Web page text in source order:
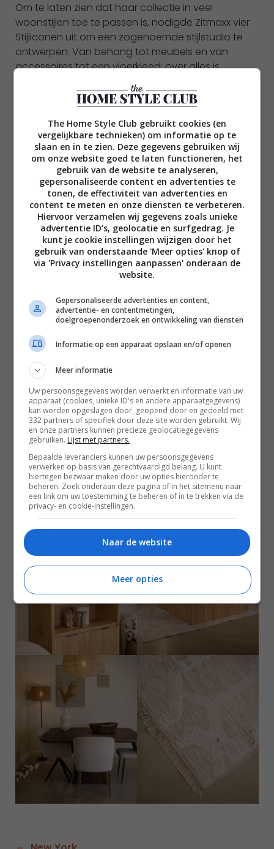
Om te laten zien dat haar collectie in veel
woonstijlen toe te passen is, nodigde Zitmaxx vier
Stijliconen uit om een zogenoemde stijlstudio te
ontwerpen. Van behang tot meubels en van
accessoires tot een vloerkleed: over alles is
nagedacht. Door de uiteenlopende stijlen van
Laura, Mardou, Mindy en Jellina zijn vier heel
persoonlijke ruimtes ontstaan. Kijk je mee?
Naturel – Mardou
Het zal geen verrassing zijn dat natureltinten de
boventoon voeren in de stijlkamer bij Zitmaxx van
Mardou. Ze koos voor een lambrisering van
houten sierlijsten als knipoog naar haar eigen
woonkamer. Mardou nam demodulaire bank New
in teddy-uitvoering als uitgangspunt.
met oosterse look en stoelen met bouclé stof.
The Home Style Club gebruikt cookies (en
vergelijkbare technieken) om informatie op te
slaan en in te zien. Deze gegevens gebruiken wij
om onze website goed te laten functioneren, het
gebruik van de website te analyseren,
gepersonaliseerde content en advertenties te
tonen, de effectiviteit van advertenties en
content te meten en onze diensten te verbeteren.
Hiervoor verzamelen wij gegevens zoals unieke
advertentie ID’s, geolocatie en surfgedrag. Je
kunt je cookie instellingen wijzigen door het
gebruik van onderstaande 'Meer opties' knop of
via 'Privacy instellingen aanpassen' onderaan de
website.
Gepersonaliseerde advertenties en content,
advertentie- en contentmetingen,
doelgroepenonderzoek en ontwikkeling van diensten
Informatie op een apparaat opslaan en/of openen
Meer informatie
Uw persoonsgegevens worden verwerkt en informatie van uw
apparaat (cookies, unieke ID's en andere apparaatgegevens)
kan worden opgeslagen door, geopend door en gedeeld met
332 partners of specifiek door deze site worden gebruikt. Wij
en onze partners kunnen precieze geolocatiegegevens
gebruiken. Lijst met partners.
Bepaalde leveranciers kunnen uw persoonsgegevens
verwerken op basis van gerechtvaardigd belang. U kunt
hiertegen bezwaar maken door uw opties hieronder te
beheren. Zoek onderaan deze pagina of in het sitemenu naar
een link om uw toestemming te beheren of in te trekken via de
privacy- en cookie-instellingen.
Naar de website
Meer opties